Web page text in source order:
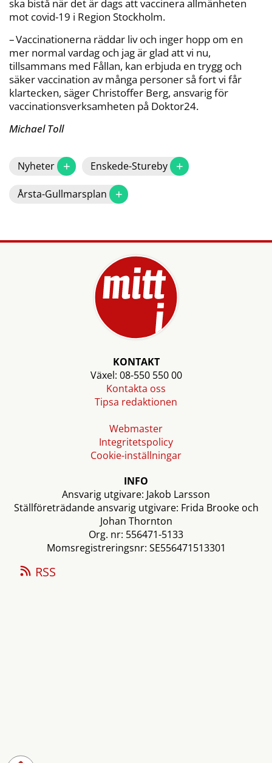
ska bistå när det är dags att vaccinera allmänheten
mot covid-19 i Region Stockholm.
– Vaccinationerna räddar liv och inger hopp om en
mer normal vardag och jag är glad att vi nu,
tillsammans med Fållan, kan erbjuda en trygg och
säker vaccination av många personer så fort vi får
klartecken, säger Christoffer Berg, ansvarig för
vaccinationsverksamheten på Doktor24.
Michael Toll
Nyheter + Enskede-Stureby +
Årsta-Gullmarsplan +
KONTAKT
Växel: 08-550 550 00
Kontakta oss
Tipsa redaktionen
Webmaster
Integritetspolicy
Cookie-inställningar
INFO
Ansvarig utgivare: Jakob Larsson
Ställföreträdande ansvarig utgivare: Frida Brooke och
Johan Thornton
Org. nr: 556471-5133
Momsregistreringsnr: SE556471513301
RSS